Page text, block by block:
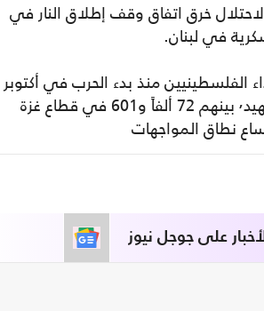
خرق اتفاق وقف إطلاق النار في
الفلسطينيين منذ بدء الحرب في أكتوبر
2023 حتى نهاية نيسان/أبريل 2026 إلى أكثر من 73 ألفاً و761 شهيد٬ بينهم 72 ألفاً و601 في قطاع غزة
على جوجل نيوز